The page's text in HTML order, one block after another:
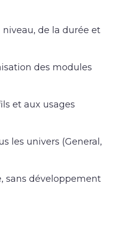
de la durée et
des modules
et aux usages
les univers (General,
sans développement